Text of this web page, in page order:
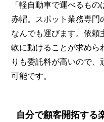
「軽自動車で運べるも
赤帽。スポット業務専門
なんでも運びます。依頼
軟に動けることが求めら
りも委託料が高いので、
可能です。
自分で顧客開拓する